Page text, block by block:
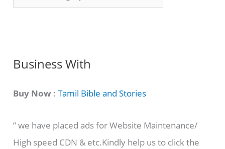
o
C
t
g
o
Business With
Buy Now :Tamil Bible and Stories
” we have placed ads for Website Maintenance/
High speed CDN & etc.Kindly help us to click the